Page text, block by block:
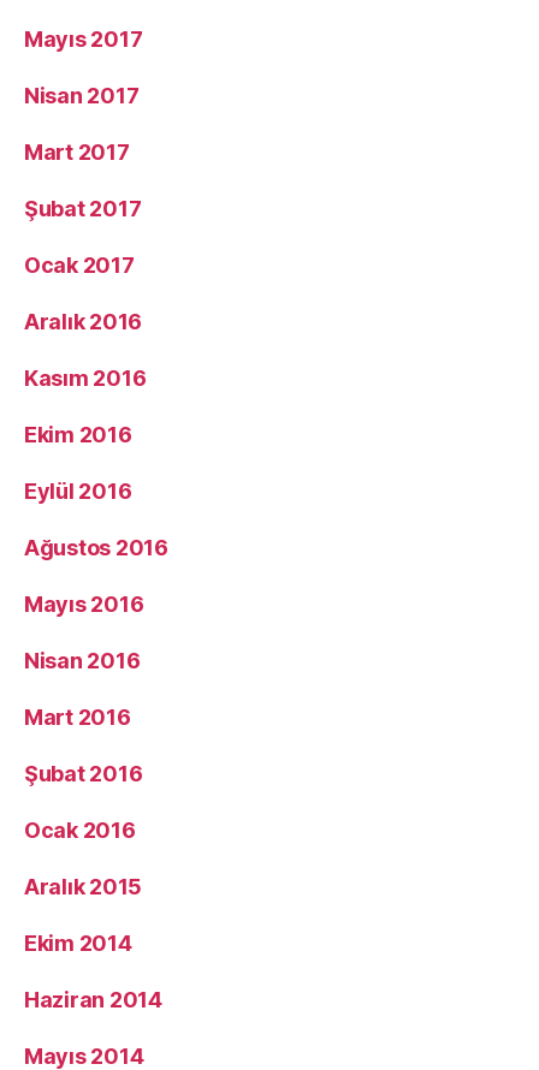
Mayıs 2017
Nisan 2017
Mart 2017
Şubat 2017
Ocak 2017
Aralık 2016
Kasım 2016
Ekim 2016
Eylül 2016
Ağustos 2016
Mayıs 2016
Nisan 2016
Mart 2016
Şubat 2016
Ocak 2016
Aralık 2015
Ekim 2014
Haziran 2014
Mayıs 2014